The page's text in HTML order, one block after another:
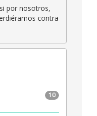
por nosotros,
contra
10